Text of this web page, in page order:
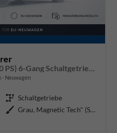
Neuwagen
Getriebe Schaltgetriebe
Außenfarbe
Grau, Magnetic Tech" (S7)"